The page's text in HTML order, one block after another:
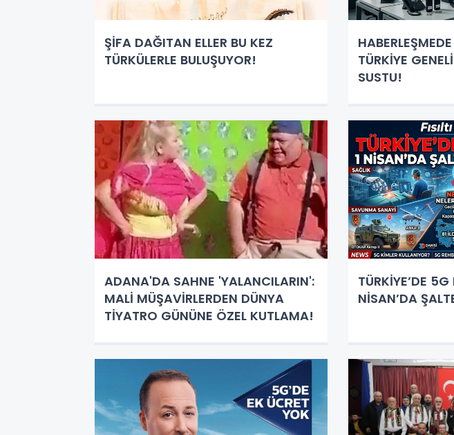
ŞİFA DAĞITAN ELLER BU KEZ
TÜRKÜLERLE BULUŞUYOR!
TÜRKİYE
SUSTU!
ADANA'DA SAHNE 'YALANCILARIN':
MALİ MÜŞAVİRLERDEN DÜNYA
TİYATRO GÜNÜNE ÖZEL KUTLAMA!
TÜRKİYE’DE 5G
NİSAN’DA